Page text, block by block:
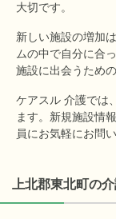
大切です。
新しい施設の増加
ムの中で自分に合
施設に出会うため
ケアスル 介護では
ます。新規施設情
員にお気軽にお問
上北郡東北町の